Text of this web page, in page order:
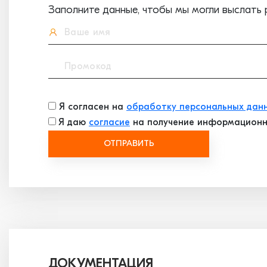
Заполните данные, чтобы мы могли выслать
Я согласен на обработку персональных
Я даю согласие на получение
ОТПРАВИТЬ